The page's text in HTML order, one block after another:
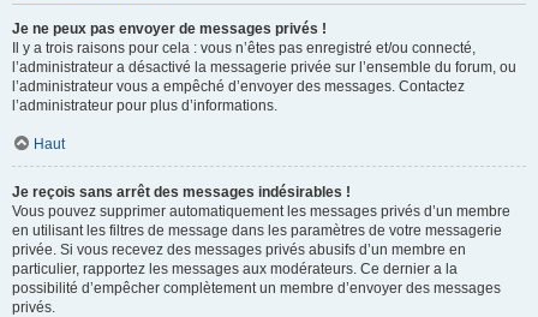
Je ne peux pas envoyer de messages privés !
Il y a trois raisons pour cela : vous n’êtes pas enregistré et/ou connecté,
l’administrateur a désactivé la messagerie privée sur l’ensemble du forum, ou
l’administrateur vous a empêché d’envoyer des messages. Contactez
l’administrateur pour plus d’informations.
Haut
Je reçois sans arrêt des messages indésirables !
Vous pouvez supprimer automatiquement les messages privés d’un membre
en utilisant les filtres de message dans les paramètres de votre messagerie
privée. Si vous recevez des messages privés abusifs d’un membre en
particulier, rapportez les messages aux modérateurs. Ce dernier a la
possibilité d’empêcher complètement un membre d’envoyer des messages
privés.